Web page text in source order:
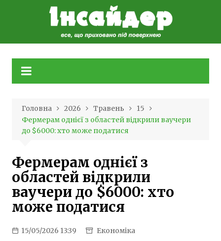
Головна 2026 Травень
15
Фермерам однієї з областей відкрили ваучери
до $6000: хто може податися
Фермерам однієї з
областей відкрили
ваучери до $6000: хто
може податися
15/05/2026 13:39 Економіка